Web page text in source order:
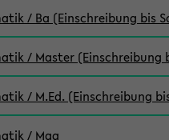
/ Ba (Einschreibung bis
/ Master (Einschreibung
/ M.Ed. (Einschreibung
/ Mag